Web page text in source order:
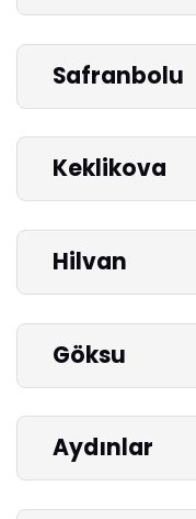
Safranbolu
Keklikova
Hilvan
Göksu
Aydınlar